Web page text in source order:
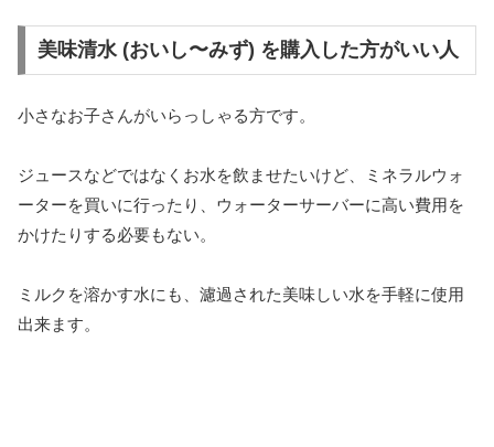
美味清水 (おいし〜みず) を購入した方がいい人
小さなお子さんがいらっしゃる方です。
ジュースなどではなくお水を飲ませたいけど、ミネラルウォ
ーターを買いに行ったり、ウォーターサーバーに高い費用を
かけたりする必要もない。
ミルクを溶かす水にも、濾過された美味しい水を手軽に使用
出来ます。